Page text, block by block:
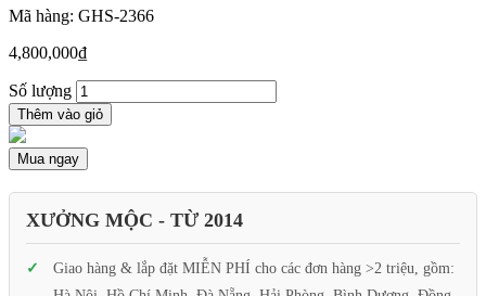
Mã hàng: GHS-2366
4,800,000₫
Số lượng
Thêm vào giỏ
Mua ngay
XƯỞNG MỘC - TỪ 2014
Giao hàng & lắp đặt MIỄN PHÍ cho các đơn hàng >2 triệu, gồm: